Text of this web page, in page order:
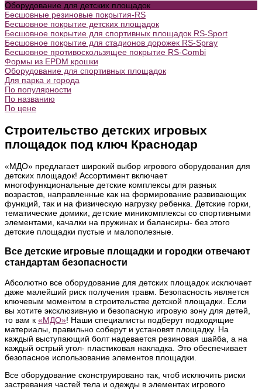
Оборудование для детских площадок
Бесшовные резиновые покрытия-RS
Бесшовное покрытие детских площадок
Бесшовное покрытие для спортивных площадок RS-Sport
Бесшовное покрытие для стадионов дорожек RS-Spray
Бесшовное противоскользящее покрытие RS-Combi
Формы из EPDM крошки
Оборудование для спортивных площадок
Для парка и города
По популярности
По названию
По цене
Строительство детских игровых
площадок под ключ Краснодар
«МДО» предлагает широкий выбор игрового оборудования для
детских площадок! Ассортимент включает
многофункциональные детские комплексы для разных
возрастов, направленные как на формирование развивающих
функций, так и на физическую нагрузку ребенка. Детские горки,
тематические домики, детские миникомплексы со спортивными
элементами, качалки на пружинах и балансиры- без этого
детские площадки пустые и малополезные.
Все детские игровые площадки и городки отвечают
стандартам безопасности
Абсолютно все оборудование для детских площадок исключает
даже малейший риск получения травм. Безопасность является
ключевым моментом в строительстве детской площадки. Если
вы хотите эксклюзивную и безопасную игровую зону для детей,
то вам к «МДО»! Наши специалисты подберут подходящие
материалы, правильно соберут и установят площадку. На
каждый выступающий болт надевается резиновая шайба, а на
каждый острый угол- пластиковая накладка. Это обеспечивает
безопасное использование элементов площадки.
Все оборудование сконструировано так, чтоб исключить риски
застревания частей тела и одежды в элементах игрового